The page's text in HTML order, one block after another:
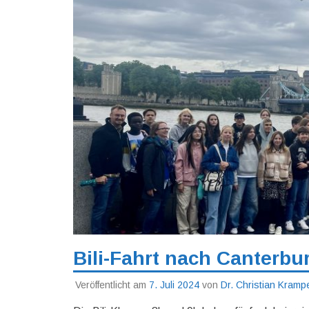
Bili-Fahrt nach
Veröffentlicht am 7. Juli 2024von Dr. Christian